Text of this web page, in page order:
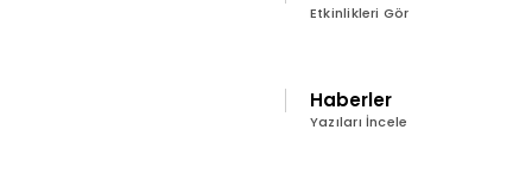
Etkinlikleri Gör
Haberler
Yazıları İncele